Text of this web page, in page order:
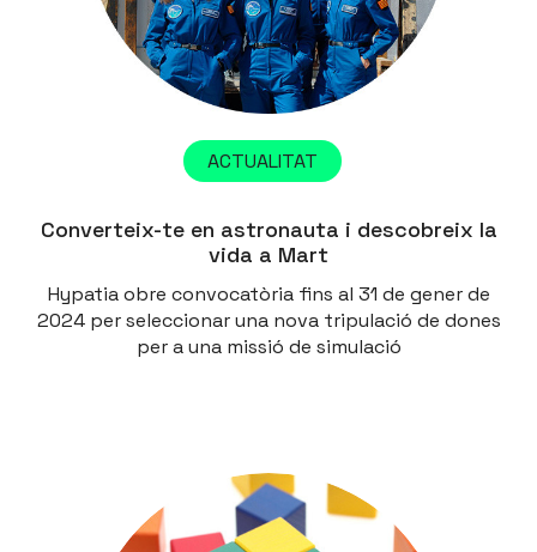
ACTUALITAT
Converteix-te en astronauta i descobreix la
vida a Mart
Hypatia obre convocatòria fins al 31 de gener de
2024 per seleccionar una nova tripulació de dones
per a una missió de simulació